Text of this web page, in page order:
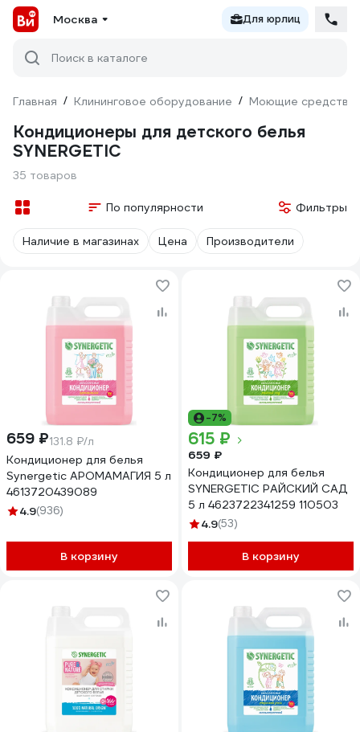
Москва Для юрлиц
Поиск в каталоге
Главная / Клининговое оборудование / Моющие средства
Кондиционеры для детского белья
SYNERGETIC
35 товаров
По популярности Фильтры
Наличие в магазинах Цена Производители
659 ₽131.8 ₽/л
Кондиционер для белья
Synergetic АРОМАМАГИЯ 5 л
4613720439089
4.9(936)
В корзину
-7%
615 ₽
659 ₽
Кондиционер для белья
SYNERGETIC РАЙСКИЙ САД
5 л 4623722341259 110503
4.9(53)
В корзину